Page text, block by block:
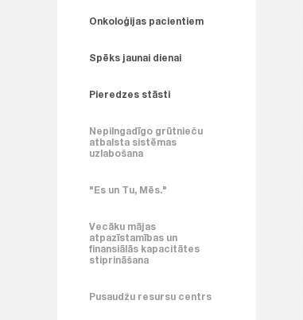
Onkoloģijas pacientiem
Spēks jaunai dienai
Pieredzes stāsti
Nepilngadīgo grūtnieču
atbalsta sistēmas
uzlabošana
"Es un Tu, Mēs."
Vecāku mājas
atpazīstamības un
finansiālās kapacitātes
stiprināšana
Pusaudžu resursu centrs